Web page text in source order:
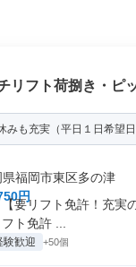
リフト荷捌き・ピ
みも充実（平日１日希望日
福岡市東区多の津
円
要リフト免許！充実
ト免許 ...
験歓迎 +50個